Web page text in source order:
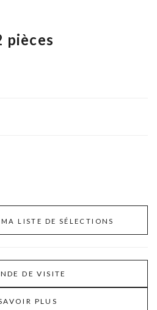
pièces
LISTE DE SÉLECTIONS
DE VISITE
PLUS